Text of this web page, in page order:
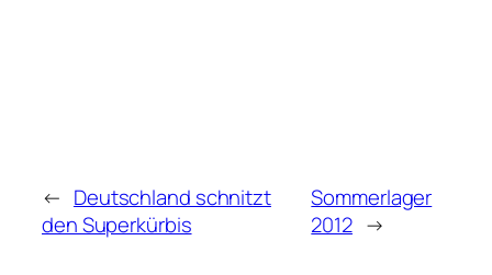
← Deutschland schnitzt
den Superkürbis
Sommerlager
2012 →